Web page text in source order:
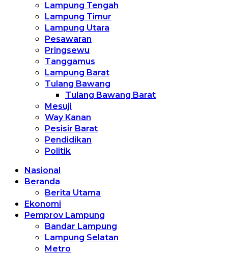
Lampung Tengah
Lampung Timur
Lampung Utara
Pesawaran
Pringsewu
Tanggamus
Lampung Barat
Tulang Bawang
Tulang Bawang Barat
Mesuji
Way Kanan
Pesisir Barat
Pendidikan
Politik
Nasional
Beranda
Berita Utama
Ekonomi
Pemprov Lampung
Bandar Lampung
Lampung Selatan
Metro